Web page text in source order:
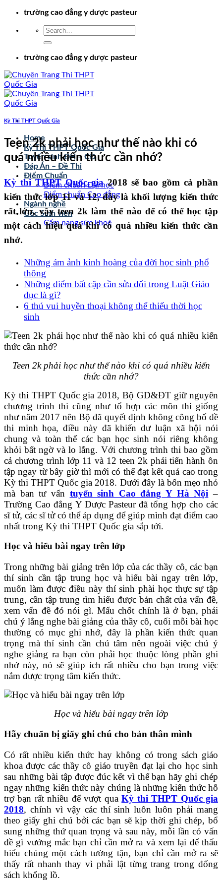
Chuyểntrường cao đẳng y dược pasteur
trường cao đẳng y dược pasteur
Home
Kỳ Thi THPT Quốc Gia
Tuyển sinh ĐH – CĐ
Đáp Án – Đề Thi
Điểm Chuẩn
Điểm chuẩn Đại học
Điểm chuẩn Cao đẳng
Ngành nghề
Góc Sinh viên
Cẩm nang sức khoẻ
Kỳ Thi THPT Quốc Gia
Teen 2k phải học như thế nào khi có
quá nhiều kiến thức cần nhớ?
Kỳ thi THPT Quốc gia2018 sẽ bao gồm cả phần
kiến thức lớp 11 và 12, đây là khối lượng kiến thức
rất lớn, vậy teen 2k làm thế nào để có thể học tập
một cách hiệu quả khi có quá nhiều kiến thức cần
nhớ.
Những ám ảnh kinh hoàng của đời học sinh phổ
thông
Những điểm bất cập cần sửa đổi trong Luật Giáo
dục là gì?
6 thú vui huyền thoại không thể thiếu thời học
sinh
Teen 2k phải học như thế nào khi có quá nhiều kiến
thức cần nhớ?
Kỳ thi THPT Quốc gia 2018, Bộ GD&ĐT giữ nguyên
chương trình thi cũng như tổ hợp các môn thi giống
như năm 2017 nên Bộ đã quyết định không công bố đề
thi minh họa, điều này đã khiến dư luận xã hội nói
chung và toàn thể các bạn học sinh nói riêng không
khỏi bất ngờ và lo lắng. Với chương trình thi bao gồm
cả chương trình lớp 11 và 12 teen 2k phải tiến hành ôn
tập ngay từ bây giờ thì mới có thể đạt kết quả cao trong
Kỳ thi THPT Quốc gia 2018. Dưới đây là bốn mẹo nhỏ
mà ban tư vấn tuyển sinh Cao đẳng Y Hà Nội –
Trường Cao đẳng Y Dược Pasteur đã tổng hợp cho các
sĩ tử, các sĩ tử có thể áp dụng để giúp mình đạt điểm cao
nhất trong Kỳ thi THPT Quốc gia sắp tới.
Học và hiểu bài ngay trên lớp
Trong những bài giảng trên lớp của các thầy cô, các bạn
thí sinh cần tập trung học và hiểu bài ngay trên lớp,
muốn làm được điều này thí sinh phài học thực sự tập
trung, cần tập trung tìm hiểu được bản chất của vấn đề,
xem vấn đề đó nói gì. Mấu chốt chính là ở bạn, phải
chú ý lắng nghe bài giảng của thầy cô, cuối mỗi bài học
thường có mục ghi nhớ, đây là phần kiến thức quan
trọng mà thí sinh cần chú tâm nên ngoài việc chú ý
nghe giảng ra bạn còn phải học thuộc lòng phần ghi
nhớ này, nó sẽ giúp ích rất nhiều cho bạn trong việc
nắm được trọng tâm kiến thức.
Học và hiểu bài ngay trên lớp
Hãy chuẩn bị giấy ghi chú cho bản thân mình
Có rất nhiều kiến thức hay không có trong sách giáo
khoa được các thầy cô giáo truyền đạt lại cho học sinh
sau những bài tập được đúc kết vì thế bạn hãy ghi chép
ngay những kiến thức này chúng là những kiến thức hỗ
trợ bạn rất nhiều để vượt quaKỳ thi THPT Quốc gia
2018, chính vì vậy các thí sinh luôn luôn phải mang
theo giấy ghi chú bởi các bạn sẽ kịp thời ghi chép, bổ
sung những thứ quan trọng và sau này, mỗi lần có vấn
đề gì vướng mắc bạn chỉ cần mở ra và xem lại để thấu
hiểu chúng một cách tường tận, bạn chỉ cần mở ra sẽ
thấy rất nhanh thay vì phải lật từng trang trong đống
sách khổng lồ.